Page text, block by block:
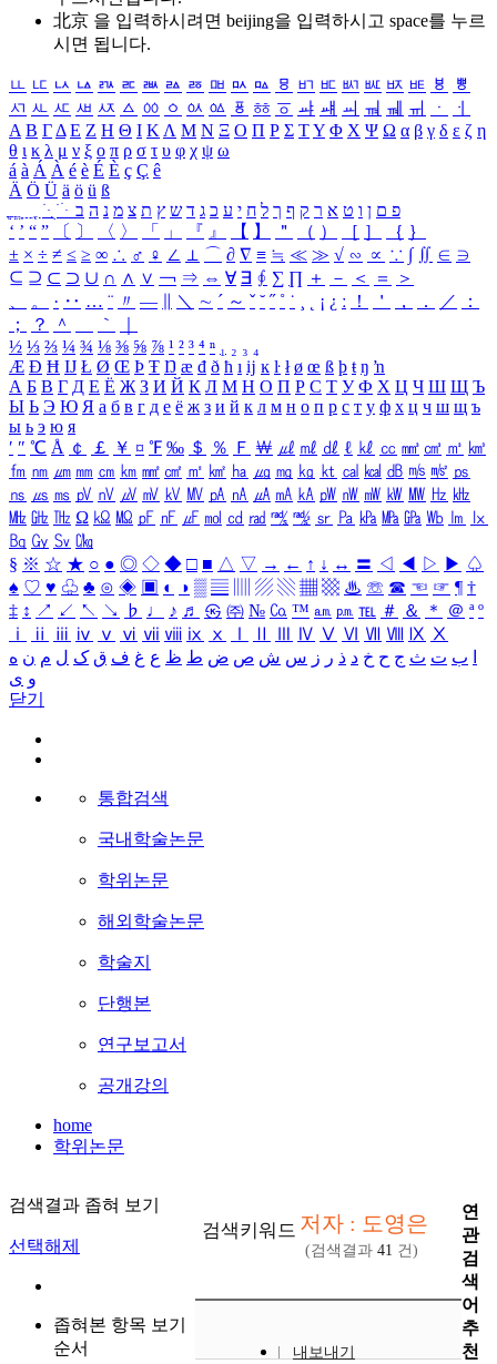
北京 을 입력하시려면 beijing을 입력하시고 space를 누르
시면 됩니다.
ㅥ ㅦ ㅧ ㅨ ㅩ ㅪ ㅫ ㅬ ㅭ ㅮ ㅯ ㅰ ㅱ ㅲ ㅳ ㅴ ㅵ ㅶ ㅷ ㅸ
ㅹ
ㅺ ㅻ ㅼ ㅽ ㅾ ㅿ ㆀ ㆁ ㆂ ㆃ ㆄ ㆅ ㆆ ㆇ ㆈ ㆉ ㆊ ㆋ ㆌ ㆍ
ㆎ
Α Β ΓΔ Ε Ζ Η Θ Ι ΚΛ Μ Ν Ξ Ο Π Ρ Σ ΤΥ Φ Χ Ψ Ω α β γ δ ε ζ η
θ ι κ λ μ ν ξ ο π ρ σ τ υ φ χ ψ ω
á à Á À é è É È ç Ç ê
Ä Ö Ü ä ö ü ß
ִֶֹ ֻּ ׁׂ פ ם ן ו ט א ר ק ף ך ל ח י ע כ ג ד ש ץ ת צ מ נ ה ב
‘ ’ “ ” 〔 〕 〈 〉 「 」 『 』 【 】 ＂ （ ） ［ ］ ｛ ｝
± × ÷ ≠ ≤ ≥ ∞ ∴ ♂ ♀ ∠ ⊥ ⌒ ∂ ∇ ≡ ≒ ≪ ≫ √ ∽ ∝ ∵ ∫ ∬ ∈ ∋
⊆ ⊇ ⊂ ⊃ ∪ ∩ ∧ ∨ ￢ ⇒ ⇔ ∀ ∃ ∮ ∑ ∏ ＋ － ＜ ＝
＞
、
。 · ‥ … ¨ 〃 ― ＼ ∼ ´ ～ ˇ ˘ ˝ ˚ ˙ ¸ ¡ ¿ ː ！ ＇ ， ． ／
：
；
？ ＾ ｀
½ ⅓ ⅔ ¼ ¾ ⅛ ⅜ ⅝ ⅞ ¹ ² ³ ⁴ ⁿ ₁ ₂ ₃ ₄
Æ Ð Ħ Ĳ Ł Ø Œ Þ Ŧ Ŋ æ đ ð ħ ı ĳ ĸ ŀ ł ø œ ß þ ŧ ŋ ŉ
А Б В Г Д Е Ё Ж З И Й К Л М Н О П Р С Т У Ф Х Ц Ч Ш Щ Ъ
Ы Ь Э Ю Я а б в г д е ё ж з и й к л м н о п р с т у ф х ц ч ш щ ъ
ы ь э ю я
′ ″ ℃ Å ￠ ￡ ￥ ¤ ℉ ‰ ＄ ％ Ｆ ￦ ㎕ ㎖ ㎗ ℓ ㎘ ㏄ ㎣ ㎤ ㎥ ㎦
㎙ ㎚ ㎛ ㎜ ㎝ ㎞ ㎟ ㎠ ㎡ ㎢ ㏊ ㎍ ㎎ ㎏ ㏏ ㎈ ㎉ ㏈ ㎧ ㎨ ㎰
㎱ ㎲ ㎳ ㎴ ㎵ ㎶ ㎷ ㎸ ㎹ ㎀ ㎁ ㎂ ㎃ ㎄ ㎺ ㎻ ㎽ ㎾ ㎿ ㎐ ㎑
㎒ ㎓ ㎔ Ω ㏀ ㏁ ㎊ ㎋ ㎌ ㏖ ㏅ ㎭ ㎮ ㎯ ㏛ ㎩ ㎪ ㎫ ㎬ ㏝ ㏐
㏓
㏃ ㏉ ㏜ ㏆
§ ※ ☆ ★ ○ ● ◎ ◇ ◆ □ ■ △ ▽ → ← ↑ ↓ ↔ 〓 ◁ ◀ ▷ ▶ ♤
♠ ♡ ♥ ♧ ♣ ⊙ ◈ ▣ ◐ ◑ ▒ ▤ ▨ ▧ ▦ ▩ ♨ ☏ ☎ ☜ ☞ ¶ †
‡ ↕ ↗ ↙ ↖ ↘ ♭ ♩ ♪ ♬ ㉿ ㈜ № ㏇ ™ ㏂ ㏘ ℡ ＃ ＆ ＊ ＠ ª º
ⅰ
ⅱ ⅲ ⅳ ⅴ ⅵ ⅶ ⅷ ⅸ ⅹ Ⅳ Ⅴ Ⅵ Ⅶ Ⅷ Ⅸ Ⅹ
ب ت ث ج ح خ د ذ ر ز س ش ص ض ط ظ ع غ ف ق ک ل م ن ه
و ی
닫기
통합검색
국내학술논문
학위논문
해외학술논문
학술지
단행본
연구보고서
공개강의
home
학위논문
검색결과 좁혀 보기
선택해제
좁혀본 항목 보기
순서
검색키워드 저자 : 도영은
(검색결과 41 건)
내보내기
연
관
검
색
어
추
천